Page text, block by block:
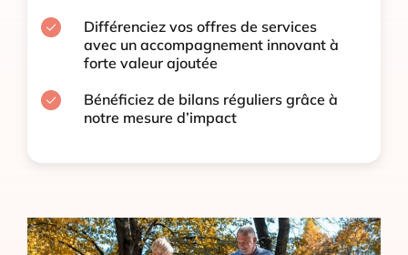
Différenciez vos offres de services
avec un accompagnement innovant à
forte valeur ajoutée
Bénéficiez de bilans réguliers grâce à
notre mesure d’impact